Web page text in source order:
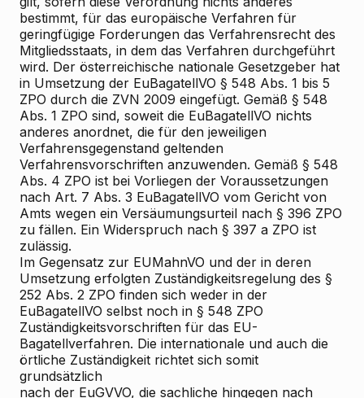
bestimmt, für das europäische Verfahren für
geringfügige Forderungen das Verfahrensrecht des
Mitgliedsstaats, in dem das Verfahren durchgeführt
wird. Der österreichische nationale Gesetzgeber hat
in Umsetzung der EuBagatellVO § 548 Abs. 1 bis 5
ZPO durch die ZVN 2009 eingefügt. Gemäß § 548
Abs. 1 ZPO sind, soweit die EuBagatellVO nichts
anderes anordnet, die für den jeweiligen
Verfahrensgegenstand geltenden
Verfahrensvorschriften anzuwenden. Gemäß § 548
Abs. 4 ZPO ist bei Vorliegen der Voraussetzungen
nach Art. 7 Abs. 3 EuBagatellVO vom Gericht von
Amts wegen ein Versäumungsurteil nach § 396 ZPO
zu fällen. Ein Widerspruch nach § 397 a ZPO ist
zulässig.
Im Gegensatz zur EUMahnVO und der in deren
Umsetzung erfolgten Zuständigkeitsregelung des §
252 Abs. 2 ZPO finden sich weder in der
EuBagatellVO selbst noch in § 548 ZPO
Zuständigkeitsvorschriften für das EU-
Bagatellverfahren. Die internationale und auch die
örtliche Zuständigkeit richtet sich somit
grundsätzlich
nach der EuGVVO, die sachliche hingegen nach